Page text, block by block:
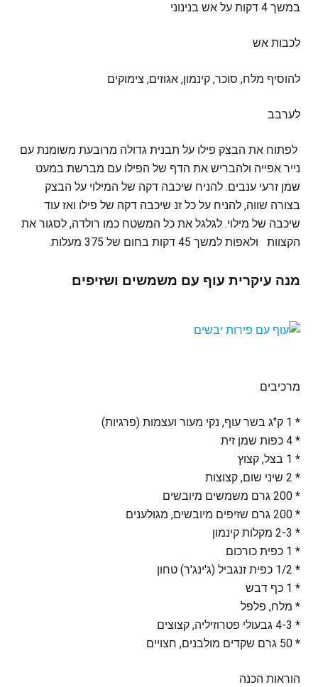
במשך 4 דקות על אש בנינוני
לכבות אש
להוסיף מלח, סוכר, קינמון, אגוזים, צימוקים
לערבב
לפתוח את הבצק פילו על תבנית גדולה מרובעת משומנת עם
נייר אפייה ולהבריש את הדף של הפילו עם מברשת במעט
שמן זרעי ענבים. להניח שיכבה דקה של המילוי על הבצק
בצורה שווה, להניח על כל זנ שיכבה דקה של פילו ואז עוד
שיכבה של מילוי. לגלגל את כל המשטח כמו רולדה, לסגור את
הקצוות ולאפות למשך 45 דקות בחום של 375 מעלות.
מנה עיקרית עוף עם משמשים ושזיפים
מרכיבים
* 1 ק"ג בשר עוף, נקי מעור ועצמות (פרגיות)
* 4 כפות שמן זית
* 1 בצל, קצוץ
* 2 שיני שום, קצוצות
* 200 גרם משמשים מיובשים
* 200 גרם שזיפים מיובשים, מגולענים
* 2-3 מקלות קינמון
* 1 כפית כורכום
* 1/2 כפית זנגביל (ג'ינג'ר) טחון
* 1 כף דבש
* מלח, פלפל
* 4-3 גבעולי פטרוזיליה, קצוצים
* 50 גרם שקדים מולבנים, חצויים
הוראות הכנה